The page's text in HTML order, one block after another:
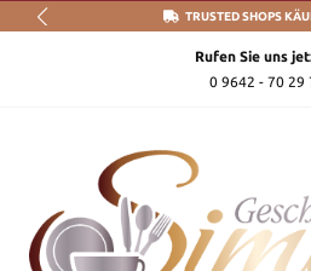
TRUSTED SHOPS
Rufen Sie uns
0 9642 - 70 29